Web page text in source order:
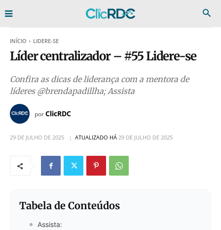
INÍCIO LIDERE-SE
Líder centralizador – #55 Lidere-se
Confira as dicas de liderança com a mentora de
líderes @brendapadillha; Assista
porClicRDC
29 DE JULHO DE 2025 ATUALIZADO HÁ 29 DE JULHO DE 2025
Tabela de Conteúdos
Assista: